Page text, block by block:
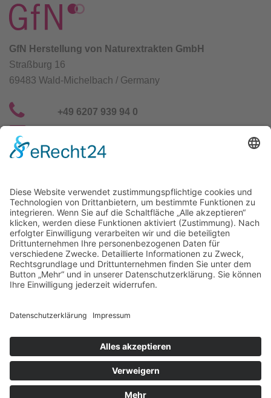
GfN Herstellung von Naturextrakten GmbH
Straßburg 16
69483 Wald-Michelbach / Germany
+49 6207 939 94 0
Selco Wirkstoffe Vertriebs GmbH
Straßburg 16
69483 Wald-Michelbach / Germany